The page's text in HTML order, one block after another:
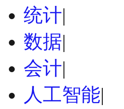
统计|
数据|
会计|
人工智能|